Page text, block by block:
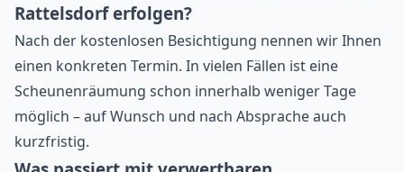
Rattelsdorf erfolgen?
Nach der kostenlosen Besichtigung nennen wir Ihnen
einen konkreten Termin. In vielen Fällen ist eine
Scheunenräumung schon innerhalb weniger Tage
möglich – auf Wunsch und nach Absprache auch
kurzfristig.